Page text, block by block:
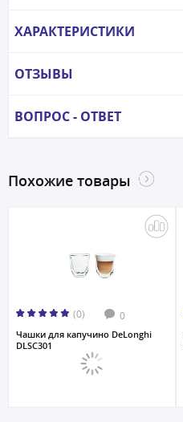
ХАРАКТЕРИСТИКИ
ОТЗЫВЫ
ВОПРОС - ОТВЕТ
Похожие товары
(0) 0
Чашки для капучино DeLonghi
DLSC301